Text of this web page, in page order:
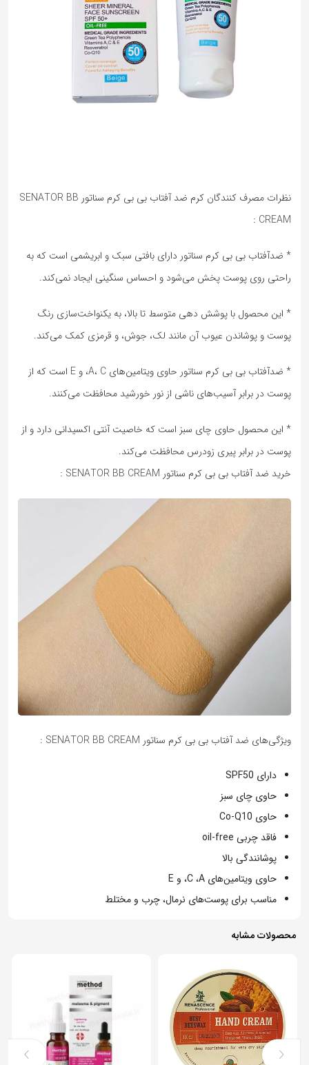
نظرات مصرف کنندگان کرم ضد آفتاب بی بی کرم سناتور SENATOR BB
CREAM :
* ضدآفتاب بی بی کرم سناتور دارای بافتی سبک و ابریشمی است که به
راحتی روی پوست پخش می‌شود و احساس سنگینی ایجاد نمی‌کند.
* این محصول با پوشش دهی متوسط تا بالا، به یکنواخت‌سازی رنگ
پوست و پوشاندن عیوب آن مانند لک، جوش، و قرمزی کمک می‌کند.
* ضدآفتاب بی بی کرم سناتور حاوی ویتامین‌های A، C، و E است که از
پوست در برابر آسیب‌های ناشی از نور خورشید محافظت می‌کنند.
* این محصول حاوی چای سبز است که خاصیت آنتی اکسیدانی دارد و از
پوست در برابر پیری زودرس محافظت می‌کند.
خرید ضد آفتاب بی بی کرم سناتور SENATOR BB CREAM :
ویژگی‌های ضد آفتاب بی بی کرم سناتور SENATOR BB CREAM :
دارای SPF50
حاوی چای سبز
حاوی Co-Q10
فاقد چربی oil-free
پوشانندگی بالا
حاوی ویتامین‌های A،C، و E
مناسب برای پوست‌های نرمال، چرب و مختلط
محصولات مشابه